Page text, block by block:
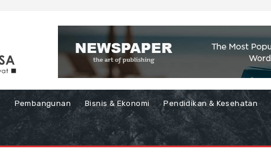
Pembangunan Bisnis & Ekonomi Pendidikan & Kesehatan